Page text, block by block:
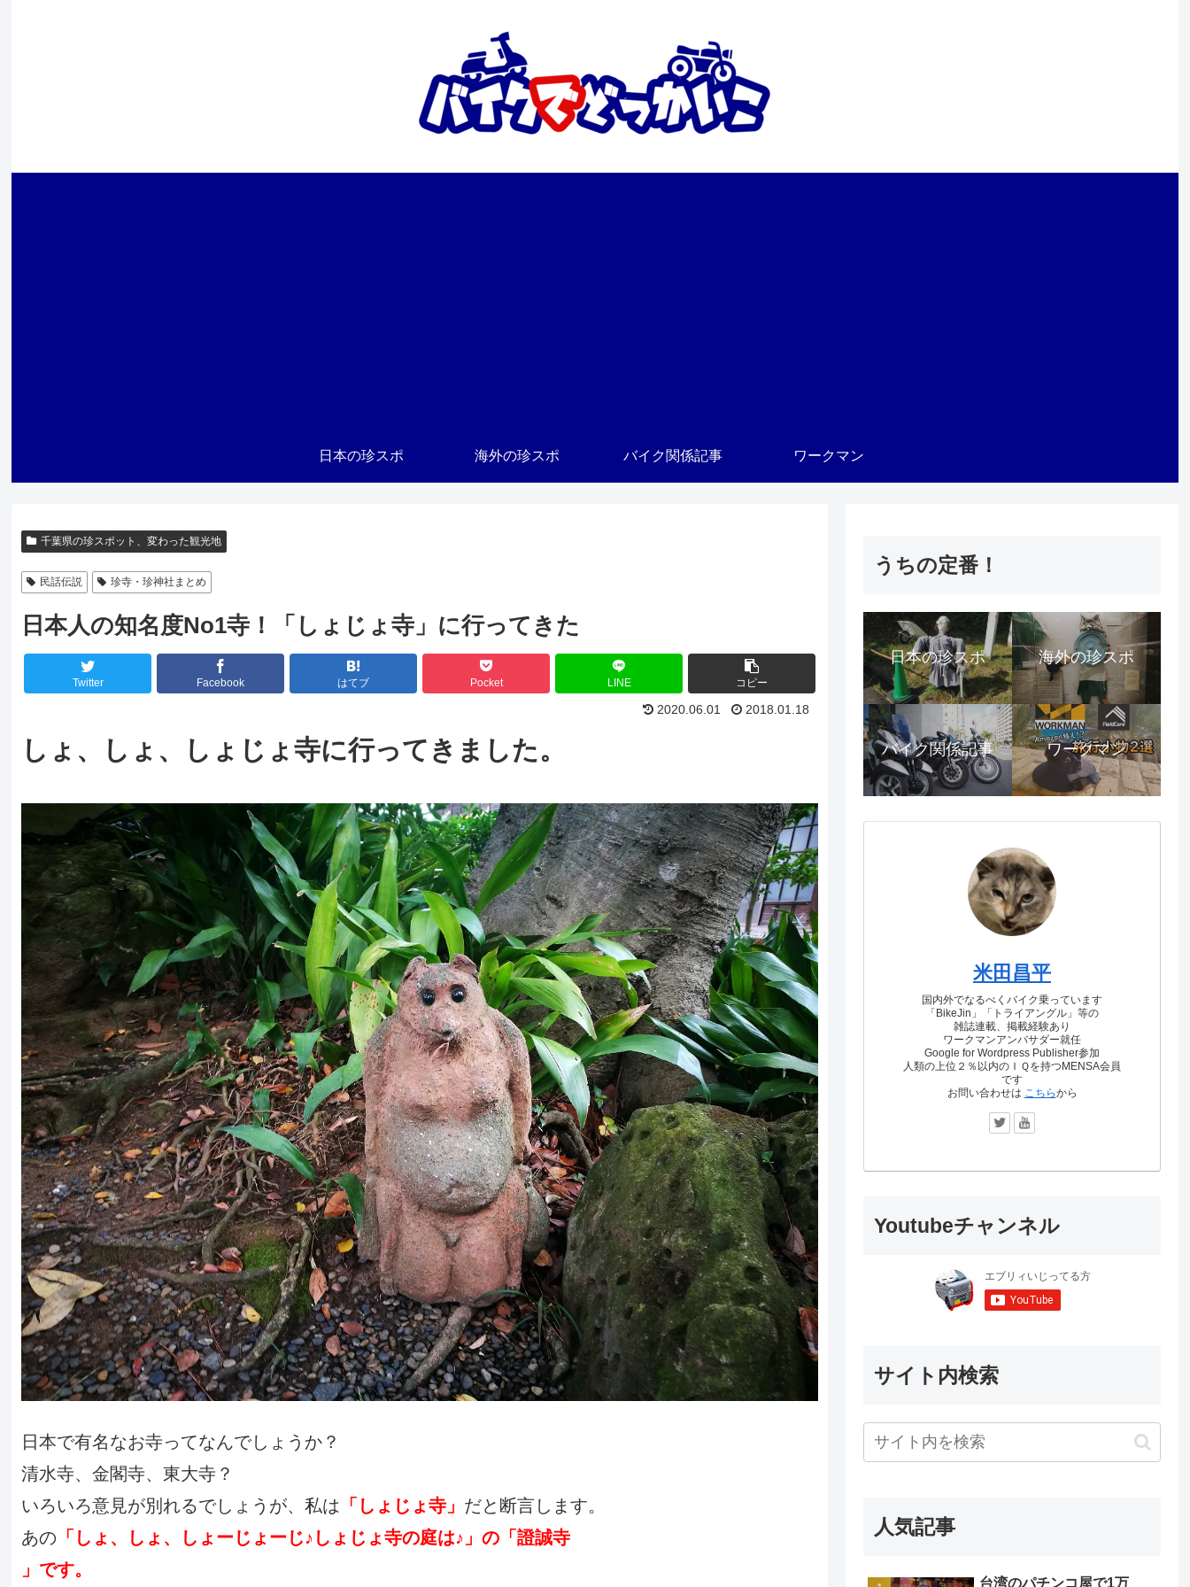
日本の珍スポ 海外の珍スポ バイク関係記事 ワークマン
千葉県の珍スポット、変わった観光地
民話伝説 珍寺・珍神社まとめ
日本人の知名度No1寺！「しょじょ寺」に行ってきた
Twitter Facebook はてブ Pocket LINE コピー
2020.06.01 2018.01.18
しょ、しょ、しょじょ寺に行ってきました。
日本で有名なお寺ってなんでしょうか？
清水寺、金閣寺、東大寺？
いろいろ意見が別れるでしょうが、私は 「しょじょ寺」 だと断言します。
あの 「しょ、しょ、しょーじょーじ♪しょじょ寺の庭は♪」の「證誠寺
」です。
うちの定番！
日本の珍スポ 海外の珍スポ
バイク関係記事 ワークマン
米田昌平
国内外でなるべくバイク乗っています
「BikeJin」「トライアングル」等の
雑誌連載、掲載経験あり
ワークマンアンバサダー就任
Google for Wordpress Publisher参加
人類の上位２％以内のＩＱを持つMENSA会員
です
お問い合わせは こちらから
Youtubeチャンネル
サイト内検索
人気記事
台湾のパチンコ屋で1万